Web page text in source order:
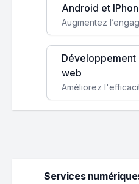
Android et
web
Services